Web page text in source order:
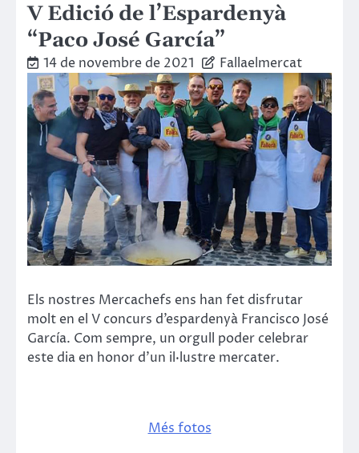
V Edició de l’Espardenyà
“Paco José García”
14 de novembre de 2021 Fallaelmercat
Els nostres Mercachefs ens han fet disfrutar
molt en el V concurs d’espardenyà Francisco José
García. Com sempre, un orgull poder celebrar
este dia en honor d’un il·lustre mercater.
Més fotos